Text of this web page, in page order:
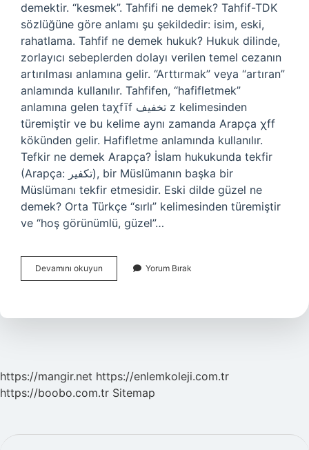
demektir. “kesmek”. Tahfifi ne demek? Tahfif-TDK
sözlüğüne göre anlamı şu şekildedir: isim, eski,
rahatlama. Tahfif ne demek hukuk? Hukuk dilinde,
zorlayıcı sebeplerden dolayı verilen temel cezanın
artırılması anlamına gelir. “Arttırmak” veya “artıran”
anlamında kullanılır. Tahfifen, “hafifletmek”
anlamına gelen taχfīf تخفيف z kelimesinden
türemiştir ve bu kelime aynı zamanda Arapça χff
kökünden gelir. Hafifletme anlamında kullanılır.
Tefkir ne demek Arapça? İslam hukukunda tekfir
(Arapça: تكفير), bir Müslümanın başka bir
Müslümanı tekfir etmesidir. Eski dilde güzel ne
demek? Orta Türkçe “sırlı” kelimesinden türemiştir
ve “hoş görünümlü, güzel”…
Devamını okuyun
Ne
Yorum Bırak
https://mangir.net https://enlemkoleji.com.tr
https://boobo.com.tr Sitemap